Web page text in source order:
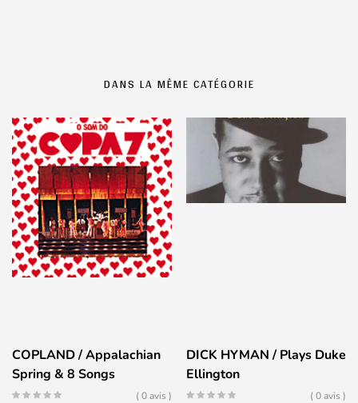
DANS LA MÊME CATÉGORIE
COPLAND / Appalachian
Spring & 8 Songs
( 0 avis )
DICK HYMAN / Plays Duke
Ellington
( 0 avis )